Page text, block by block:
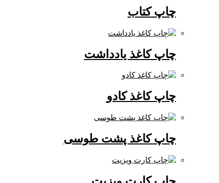
چاپ کتاب
چاپ کاغذ یادداشت
چاپ کاغذ کادو
چاپ کاغذ پشت طوسی